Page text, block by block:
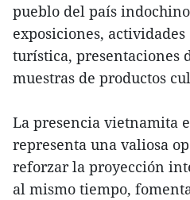
pueblo del país
exposiciones,
turística, presentaciones
muestras de productos
La presencia vietnamita
representa una valiosa
reforzar la proyección
al mismo tiempo,